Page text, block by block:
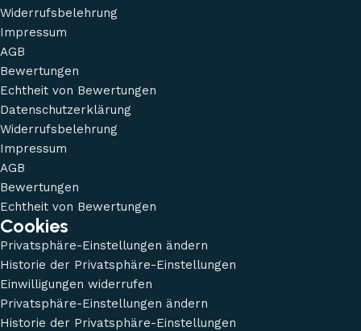
Widerrufsbelehrung
Impressum
AGB
Bewertungen
Echtheit von Bewertungen
Datenschutzerklärung
Widerrufsbelehrung
Impressum
AGB
Bewertungen
Echtheit von Bewertungen
Cookies
Privatsphäre-Einstellungen ändern
Historie der Privatsphäre-Einstellungen
Einwilligungen widerrufen
Privatsphäre-Einstellungen ändern
Historie der Privatsphäre-Einstellungen